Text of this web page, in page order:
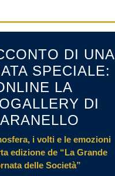
DI UNA
SPECIALE:
LA
DI
i volti e le emozioni
edizione de “La Grande
delle Società”